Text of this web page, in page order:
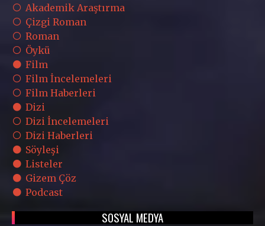
Akademik Araştırma
Çizgi Roman
Roman
Öykü
Film
Film İncelemeleri
Film Haberleri
Dizi
Dizi İncelemeleri
Dizi Haberleri
Söyleşi
Listeler
Gizem Çöz
Podcast
SOSYAL MEDYA